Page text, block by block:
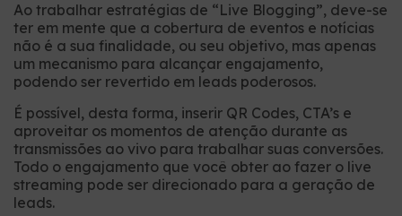
Ao trabalhar estratégias de “Live Blogging”, deve-se
ter em mente que a cobertura de eventos e notícias
não é a sua finalidade, ou seu objetivo, mas apenas
um mecanismo para alcançar engajamento,
podendo ser revertido em leads poderosos.
É possível, desta forma, inserir QR Codes, CTA’s e
aproveitar os momentos de atenção durante as
transmissões ao vivo para trabalhar suas conversões.
Todo o engajamento que você obter ao fazer o live
streaming pode ser direcionado para a geração de
leads.